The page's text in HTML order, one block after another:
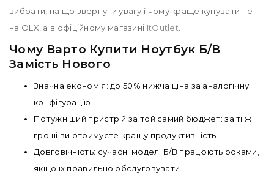
вибрати, на що звернути увагу і чому краще купувати не
на OLX, а в офіційному магазині ItOutlet
Чому Варто Купити Ноутбук Б/В
Замість Нового
Значна економія: до 50% нижча ціна за аналогічну
конфігурацію.
Потужніший пристрій за той самий бюджет: за ті ж
гроші ви отримуєте кращу продуктивність.
Довговічність: сучасні моделі Б/В працюють роками,
якщо їх правильно обслуговувати.